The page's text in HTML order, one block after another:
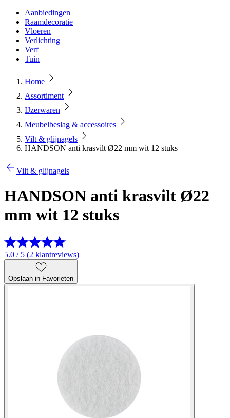
Aanbiedingen
Raamdecoratie
Vloeren
Verlichting
Verf
Tuin
Home
Assortiment
IJzerwaren
Meubelbeslag & accessoires
Vilt & glijnagels
HANDSON anti krasvilt Ø22 mm wit 12 stuks
Vilt & glijnagels
HANDSON anti krasvilt Ø22
mm wit 12 stuks
5.0 / 5 (2 klantreviews)
Opslaan in Favorieten